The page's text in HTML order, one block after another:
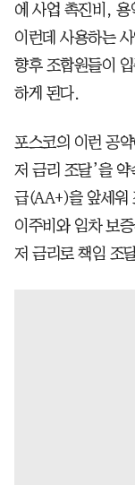
에 사업 촉진비, 용
이런데 사용하는
향후 조합원들이
하게 된다.
포스코의 이런 공
저 금리 조달’을
급(AA+)을 앞세워
이주비와 임차 보
저 금리로 책임 조